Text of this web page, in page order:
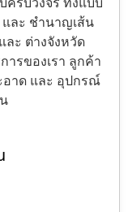
ครบวงจร ทั้งแบบ
และ ชำนาญเส้น
ะ ต่างจังหวัด
ารของเรา ลูกค้า
อาด และ อุปกรณ์